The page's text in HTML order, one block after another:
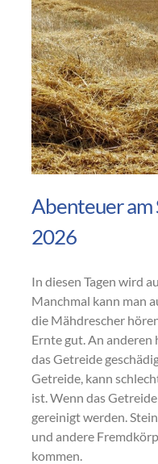
Abenteuer am
2026
In diesen Tagen wird
Manchmal kann man
die Mähdrescher
Ernte gut. An anderen
das Getreide
Getreide, kann
ist. Wenn das
gereinigt werden.
und andere
kommen.